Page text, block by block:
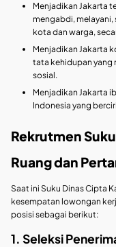
Menjadikan Jakarta
mengabdi,
kota dan warga,
Menjadikan Jakarta
tata kehidupan yang
sosial.
Menjadikan Jakarta
Indonesia yang
Rekrutmen
Ruang dan
Saat ini Suku Dinas Cipta
kesempatan lowongan
posisi sebagai berikut:
1. Seleksi